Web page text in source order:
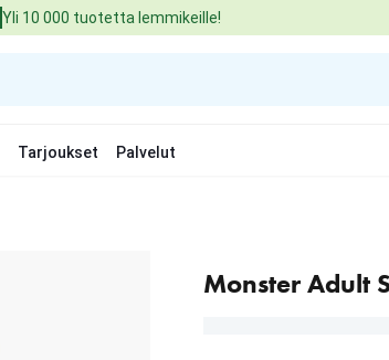
Yli 10 000 tuotetta lemmikeille!
Tarjoukset Palvelut
Monster Adult